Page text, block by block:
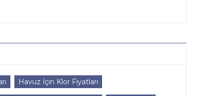
Havuz İçin Klor Fiyatları